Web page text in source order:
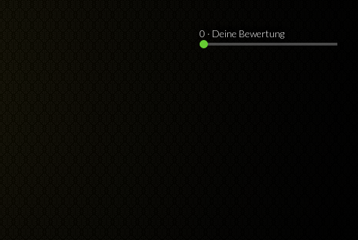
0 · Deine Bewertung